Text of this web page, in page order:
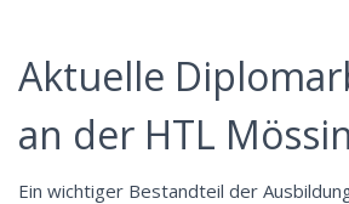
Aktuelle
an der HTL
Ein wichtiger Bestandteil der